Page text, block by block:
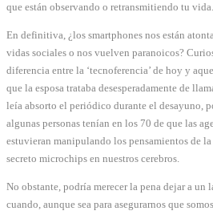
que están observando o retransmitiendo tu vida.
En definitiva, ¿los smartphones nos están
vidas sociales o nos vuelven paranoicos?
diferencia entre la ‘tecnoferencia’ de hoy y
que la esposa trataba desesperadamente de
leía absorto el periódico durante el desayuno,
algunas personas tenían en los 70 de que las
estuvieran manipulando los pensamientos de
secreto microchips en nuestros cerebros.
No obstante, podría merecer la pena dejar a un
cuando, aunque sea para asegurarnos que